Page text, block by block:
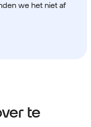
we het niet af
te